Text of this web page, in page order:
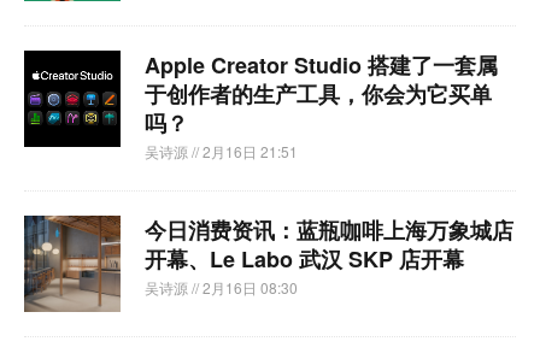
Apple Creator Studio 搭建了一套属
于创作者的生产工具，你会为它买单
吗？
吴诗源 // 2月16日 21:51
今日消费资讯：蓝瓶咖啡上海万象城店
开幕、Le Labo 武汉 SKP 店开幕
吴诗源 // 2月16日 08:30